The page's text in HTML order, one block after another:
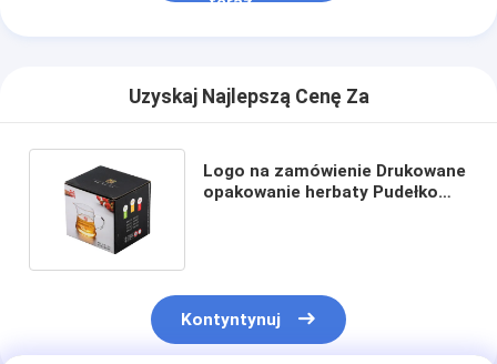
Uzyskaj Najlepszą Cenę Za
Logo na zamówienie Drukowane
opakowanie herbaty Pudełko
Kontyntynuj